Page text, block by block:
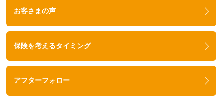
お客さまの声
保険を考えるタイミング
アフターフォロー